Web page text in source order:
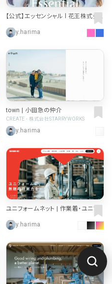
【公式】エッセンシャル l 花王株式会
y.harima
town | 小田急の仲介
CREATE - 株式会社STARRYWORKS
y.harima
ユニフォームネット | 作業着・ユニフォ
y.harima